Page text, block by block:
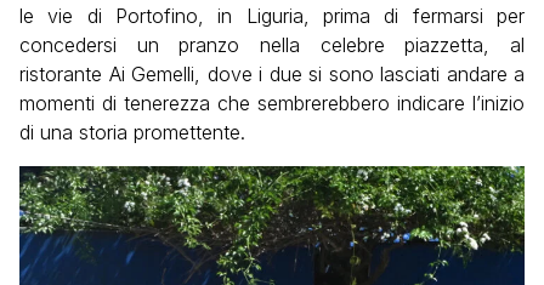
le vie di Portofino, in Liguria, prima di fermarsi per
concedersi un pranzo nella celebre piazzetta, al
ristorante Ai Gemelli, dove i due si sono lasciati andare a
momenti di tenerezza che sembrerebbero indicare l’inizio
di una storia promettente.